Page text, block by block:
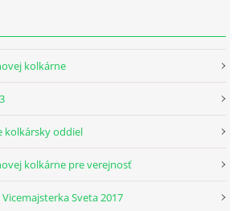
SK51 0900 0000 0002 8093 8342
tj.rakovice.kolky@gmail.com
kolkárne
kolkársky oddiel
kolkárne pre verejnosť
Sveta 2017